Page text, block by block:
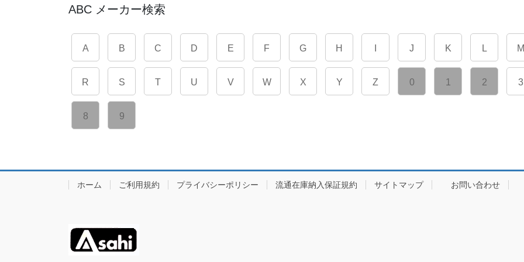
ABC メーカー検索
A B C D E F G H J K L M
R S T U V W X Y Z 0 1 2 3
8 9
ホーム ご利用規約 プライバシーポリシー 流通在庫納入保証規約 サイトマップ お問い合わせ